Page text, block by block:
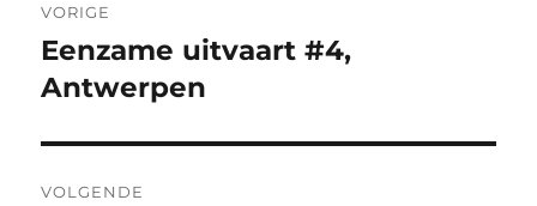
navigatie
VORIGE
Vorig
bericht:
Eenzame uitvaart #4,
Antwerpen
VOLGENDE